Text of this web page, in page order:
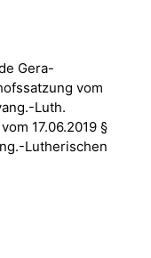
Gera-
vom
Luth.
17.06.2019 §
Lutherischen